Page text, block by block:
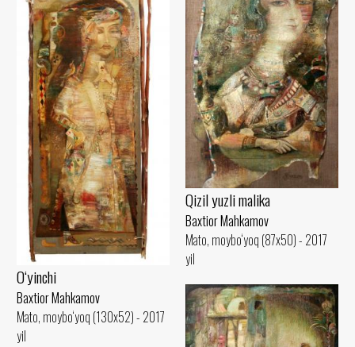
Qizil yuzli malika
Baxtior Mahkamov
Mato, moybo‘yoq (87x50) - 2017
yil
O‘yinchi
Baxtior Mahkamov
Mato, moybo‘yoq (130x52) - 2017
yil